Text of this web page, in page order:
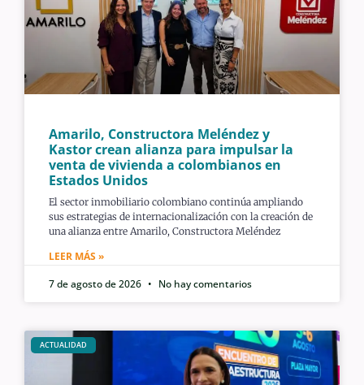
Amarilo, Constructora Meléndez y
Kastor crean alianza para impulsar la
venta de vivienda a colombianos en
Estados Unidos
El sector inmobiliario colombiano continúa ampliando
sus estrategias de internacionalización con la creación de
una alianza entre Amarilo, Constructora Meléndez
LEER MÁS »
7 de agosto de 2026
No hay comentarios
ACTUALIDAD